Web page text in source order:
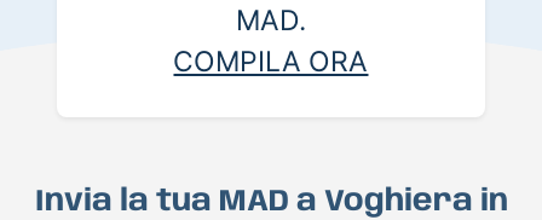
MAD.
COMPILA ORA
Invia la tua MAD a Voghiera in